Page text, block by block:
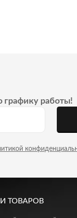
графику работы!
ТОВАРОВ